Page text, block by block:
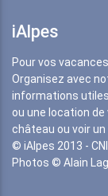
iAlpes
Pour vos
Organisez avec
informations
ou une location
château ou voir
© iAlpes 2013 -
Photos © Alain